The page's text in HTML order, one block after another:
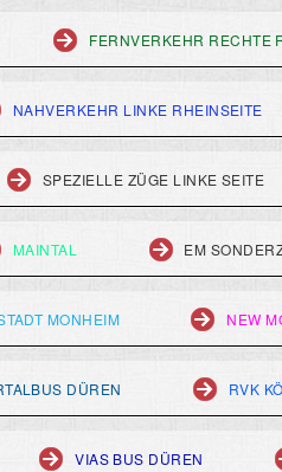
FERNVERKEHR RECHTE
NAHVERKEHR LINKE RHEINSEITE
SPEZIELLE ZÜGE LINKE SEITE
MAINTAL EM
MONHEIM NEW
DÜREN RVK
VIAS BUS DÜREN